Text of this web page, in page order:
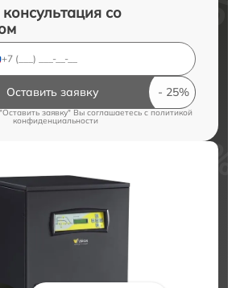
со
Оставить заявку
заявку" Вы соглашаетесь cполитикой
конфиденциальности